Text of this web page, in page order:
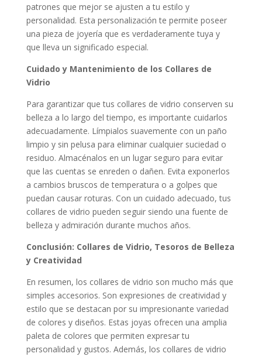
patrones que mejor se ajusten a tu estilo y
personalidad. Esta personalización te permite poseer
una pieza de joyería que es verdaderamente tuya y
que lleva un significado especial.
Cuidado y Mantenimiento de los Collares de
Vidrio
Para garantizar que tus collares de vidrio conserven su
belleza a lo largo del tiempo, es importante cuidarlos
adecuadamente. Límpialos suavemente con un paño
limpio y sin pelusa para eliminar cualquier suciedad o
residuo. Almacénalos en un lugar seguro para evitar
que las cuentas se enreden o dañen. Evita exponerlos
a cambios bruscos de temperatura o a golpes que
puedan causar roturas. Con un cuidado adecuado, tus
collares de vidrio pueden seguir siendo una fuente de
belleza y admiración durante muchos años.
Conclusión: Collares de Vidrio, Tesoros de Belleza
y Creatividad
En resumen, los collares de vidrio son mucho más que
simples accesorios. Son expresiones de creatividad y
estilo que se destacan por su impresionante variedad
de colores y diseños. Estas joyas ofrecen una amplia
paleta de colores que permiten expresar tu
personalidad y gustos. Además, los collares de vidrio